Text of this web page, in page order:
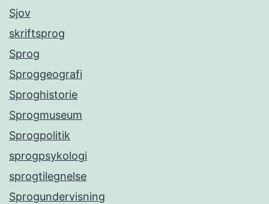
Sjov
skriftsprog
Sprog
Sproggeografi
Sproghistorie
Sprogmuseum
Sprogpolitik
sprogpsykologi
sprogtilegnelse
Sprogundervisning